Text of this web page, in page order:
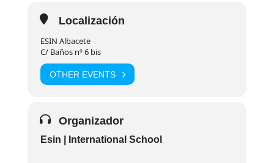
Localización
ESIN Albacete
C/ Baños nº 6 bis
OTHER EVENTS
Organizador
Esin | International School